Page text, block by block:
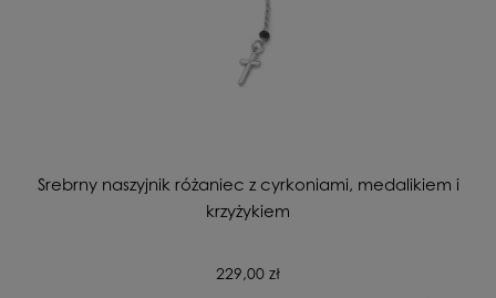
Srebrny naszyjnik różaniec z cyrkoniami, medalikiem i
krzyżykiem
229,00 zł